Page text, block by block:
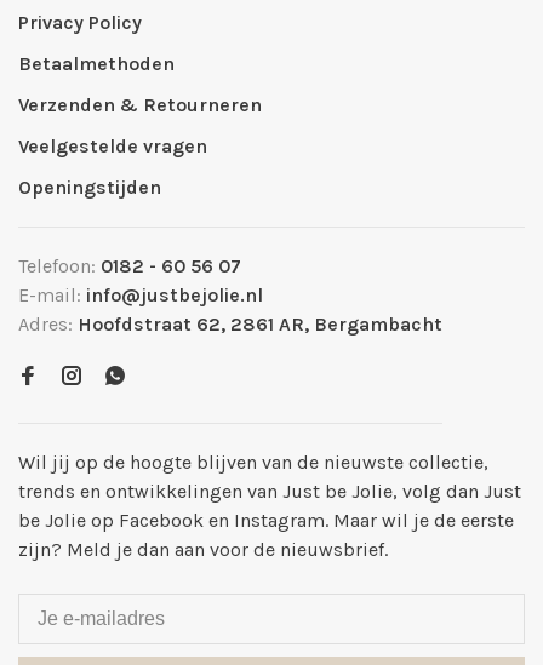
Privacy Policy
Betaalmethoden
Verzenden & Retourneren
Veelgestelde vragen
Openingstijden
Telefoon: 0182 - 60 56 07
E-mail: info@justbejolie.nl
Adres: Hoofdstraat 62, 2861 AR, Bergambacht
Wil jij op de hoogte blijven van de nieuwste collectie,
trends en ontwikkelingen van Just be Jolie, volg dan Just
be Jolie op Facebook en Instagram. Maar wil je de eerste
zijn? Meld je dan aan voor de nieuwsbrief.